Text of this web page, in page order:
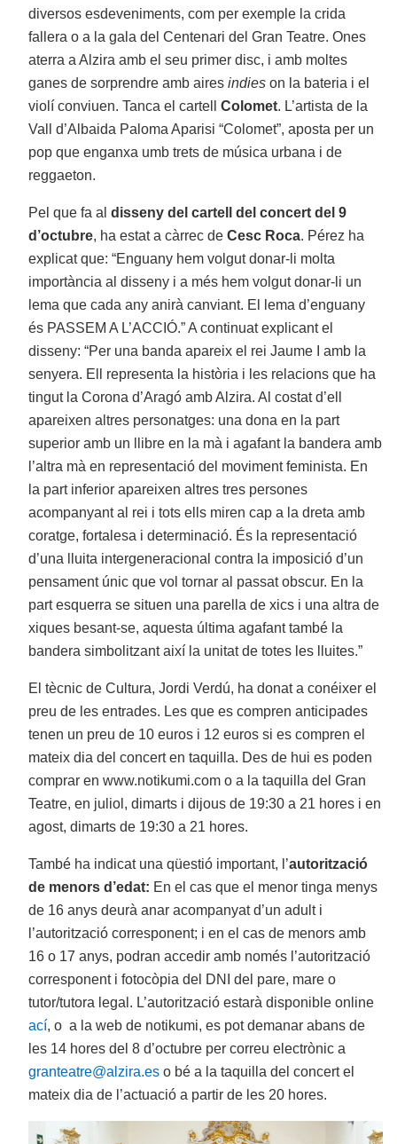
diversos esdeveniments, com per exemple la crida
fallera o a la gala del Centenari del Gran Teatre. Ones
aterra a Alzira amb el seu primer disc, i amb moltes
ganes de sorprendre amb airesindies on la bateria i el
violí conviuen. Tanca el cartellColomet. L’artista de la
Vall d’Albaida Paloma Aparisi “Colomet”, aposta per un
pop que enganxa umb trets de música urbana i de
reggaeton.
Pel que fa aldisseny del cartell del concert del 9
d’octubre, ha estat a càrrec deCesc Roca. Pérez ha
explicat que: “Enguany hem volgut donar-li molta
importància al disseny i a més hem volgut donar-li un
lema que cada any anirà canviant. El lema d’enguany
és PASSEM A L’ACCIÓ.” A continuat explicant el
disseny: “Per una banda apareix el rei Jaume I amb la
senyera. Ell representa la història i les relacions que ha
tingut la Corona d’Aragó amb Alzira. Al costat d’ell
apareixen altres personatges: una dona en la part
superior amb un llibre en la mà i agafant la bandera amb
l’altra mà en representació del moviment feminista. En
la part inferior apareixen altres tres persones
acompanyant al rei i tots ells miren cap a la dreta amb
coratge, fortalesa i determinació. És la representació
d’una lluita intergeneracional contra la imposició d’un
pensament únic que vol tornar al passat obscur. En la
part esquerra se situen una parella de xics i una altra de
xiques besant-se, aquesta última agafant també la
bandera simbolitzant així la unitat de totes les lluites.”
El tècnic de Cultura, Jordi Verdú, ha donat a conéixer el
preu de les entrades. Les que es compren anticipades
tenen un preu de 10 euros i 12 euros si es compren el
mateix dia del concert en taquilla. Des de hui es poden
comprar en www.notikumi.com o a la taquilla del Gran
Teatre, en juliol, dimarts i dijous de 19:30 a 21 hores i en
agost, dimarts de 19:30 a 21 hores.
També ha indicat una qüestió important, l’autorització
de menors d’edat: En el cas que el menor tinga menys
de 16 anys deurà anar acompanyat d’un adult i
l’autorització corresponent; i en el cas de menors amb
16 o 17 anys, podran accedir amb només l’autorització
corresponent i fotocòpia del DNI del pare, mare o
tutor/tutora legal. L’autorització estarà disponible online
ací, o a la web de notikumi, es pot demanar abans de
les 14 hores del 8 d’octubre per correu electrònic a
granteatre@alzira.es o bé a la taquilla del concert el
mateix dia de l’actuació a partir de les 20 hores.